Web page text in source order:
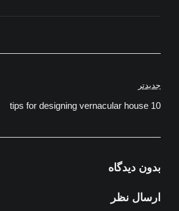
راهبری
نوشته
جدیدتر
10 tips for designing vernacular house
بدون دیدگاه
ارسال نظر